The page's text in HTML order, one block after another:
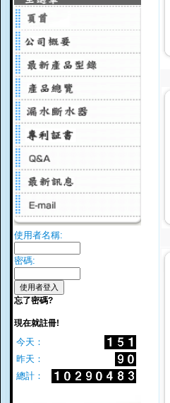
使用者名稱:
密碼:
忘了密碼?
現在就註冊!
今天：
昨天：
總計：